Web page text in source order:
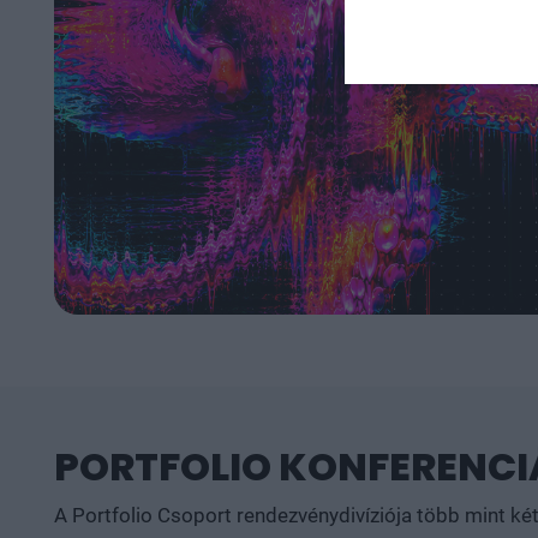
PORTFOLIO
A Portfolio Csoport rendezvénydivíziója több mint